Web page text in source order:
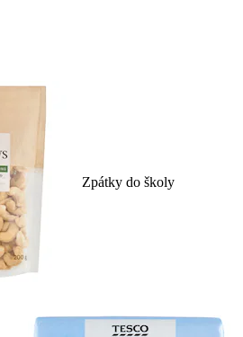
Zpátky do školy